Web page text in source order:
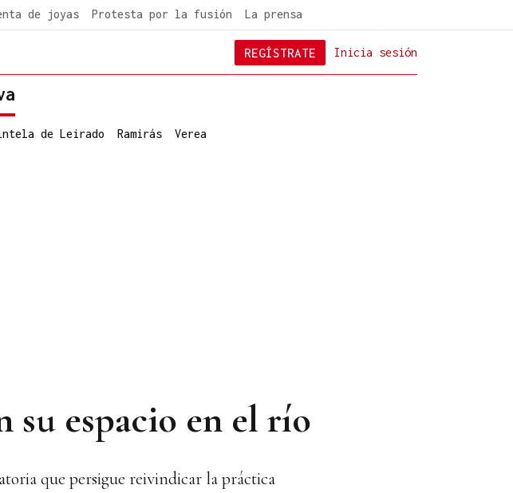
de joyas Protesta por la fusión La prensa
Inicia sesión
REGÍSTRATE
de Leirado Ramirás Verea
su espacio en el río
que persigue reivindicar la práctica